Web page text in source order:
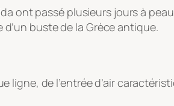
ont passé plusieurs jours à
buste de la Grèce antique.
ligne, de l’entrée d’air